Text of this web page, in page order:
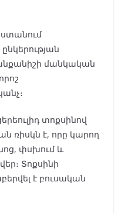
մանկական
տոքսինով
է, որը կարող
փսխում և
Տոքսինի
է բուսական